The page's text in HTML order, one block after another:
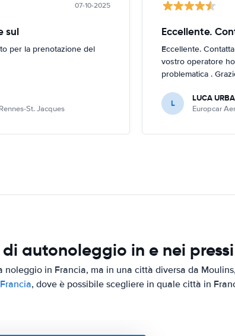
07-10-2025
sul
per la prenotazione del
St. Jacques
Eccellente.
Eccellente.
vostro operatore
problematica .
L LUCA
Europcar
autonoleggio in e nei
noleggio in Francia, ma in una città diversa da
, dove è possibile scegliere in quale città in